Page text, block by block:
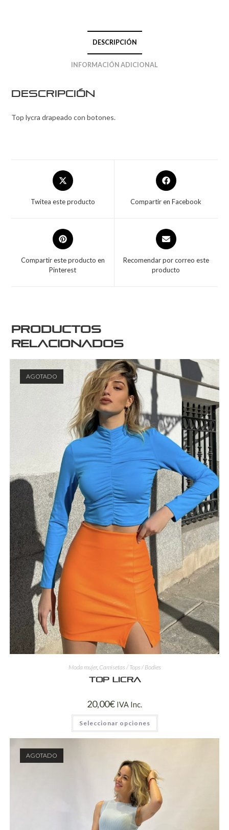
DESCRIPCIÓN
INFORMACIÓN ADICIONAL
Descripción
Top lycra drapeado con botones.
Twitea este producto Compartir en Facebook
Compartir este producto en
Pinterest
Recomendar por correo este
producto
Productos
relacionados
AGOTADO
Moda mujer, Camisetas / Tops / Bodies
Top Licra
20,00€ IVA Inc.
Seleccionar opciones
AGOTADO